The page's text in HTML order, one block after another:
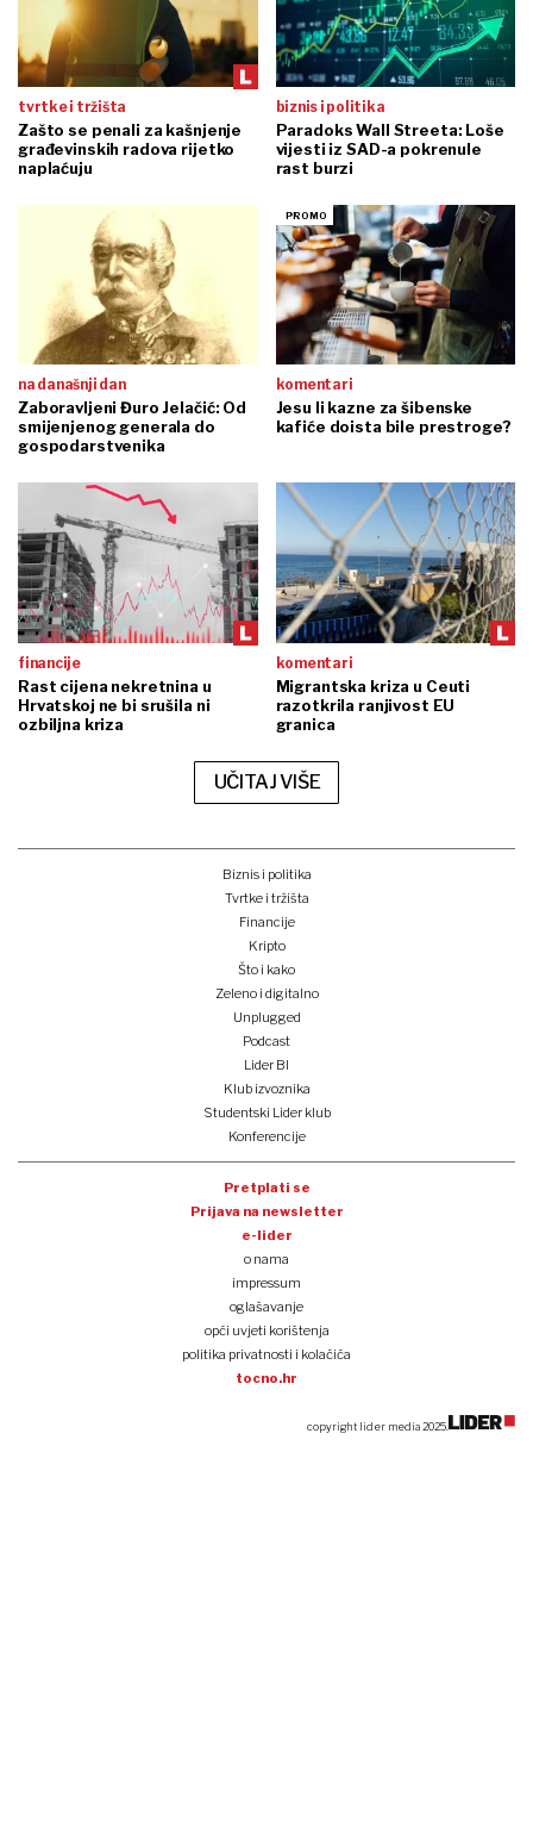
tvrtke i tržišta
Zašto se penali za kašnjenje
građevinskih radova rijetko
naplaćuju
biznis i politika
Paradoks Wall Streeta: Loše
vijesti iz SAD-a pokrenule
rast burzi
na današnji dan
Zaboravljeni Đuro Jelačić: Od
smijenjenog generala do
gospodarstvenika
komentari
Jesu li kazne za šibenske
kafiće doista bile prestroge?
financije
Rast cijena nekretnina u
Hrvatskoj ne bi srušila ni
ozbiljna kriza
komentari
Migrantska kriza u Ceuti
razotkrila ranjivost EU
granica
UČITAJ VIŠE
Biznis i politika
Tvrtke i tržišta
Financije
Kripto
Što i kako
Zeleno i digitalno
Unplugged
Podcast
Lider BI
Klub izvoznika
Studentski Lider klub
Konferencije
Pretplati se
Prijava na newsletter
e-lider
o nama
impressum
oglašavanje
opći uvjeti korištenja
politika privatnosti i kolačića
tocno.hr
copyright lider media 2025.